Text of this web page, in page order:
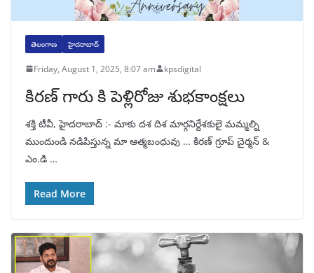
తెలంగాణ హైదరాబాద్
Friday, August 1, 2025, 8:07 am kpsdigital
కిరణ్ గారు కి పెళ్లిరోజు శుభకాంక్షలు
శక్తి టీవీ, హైదరాబాద్ :- మాకు దశ దిశ మార్గనిర్దేశకులై మమ్మల్ని
ముందుండి నడిపిస్తున్న మా ఆత్మబంధువు … కిరణ్ గ్రూప్ చైర్మన్ &
ఎం.డి …
Read More